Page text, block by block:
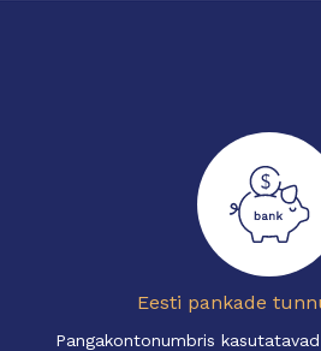
Eesti pankade
Pangakontonumbris